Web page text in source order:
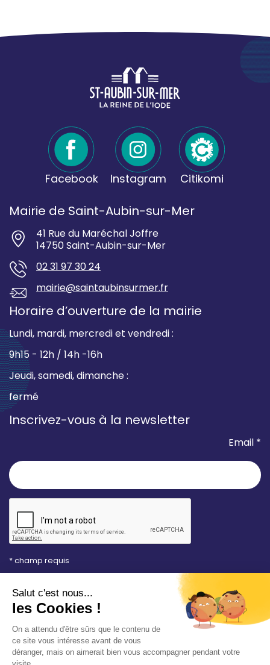
Facebook Instagram Citikomi
Mairie de Saint-Aubin-sur-Mer
41 Rue du Maréchal Joffre
14750 Saint-Aubin-sur-Mer
02 31 97 30 24
mairie@saintaubinsurmer.fr
Horaire d’ouverture de la mairie
Lundi, mardi, mercredi et vendredi :
9h15 - 12h / 14h -16h
Jeudi, samedi, dimanche :
fermé
Inscrivez-vous à la newsletter
Email *
* champ requis
vous envoyer les lettres d'information de la Mairie de
Saint-Aubin-sur-Mer. Vous pouvez à tout moment
utiliser le lien de désabonnement intégré dans la
newsletter. Consultez notre